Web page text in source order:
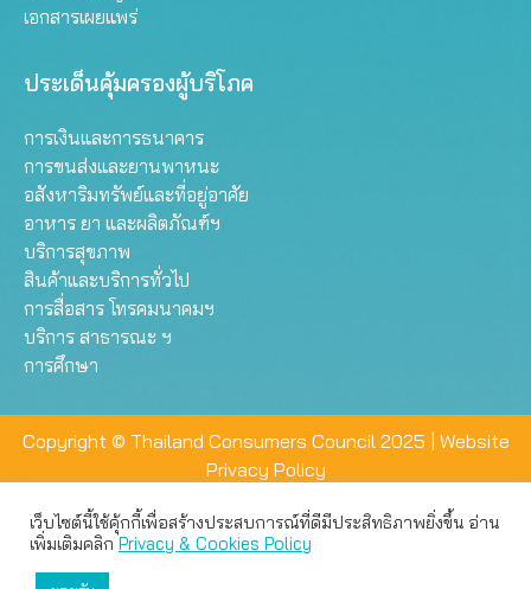
เอกสารเผยแพร่
ประเด็นคุ้มครองผู้บริโภค
การเงินและการธนาคาร
การขนส่งและยานพาหนะ
อสังหาริมทรัพย์และที่อยู่อาศัย
อาหาร ยา และผลิตภัณฑ์ฯ
บริการสุขภาพ
สินค้าและบริการทั่วไป
การสื่อสาร โทรคมนาคมฯ
บริการ สาธารณะ ฯ
การศึกษา
Copyright © Thailand Consumers Council 2025 | Website
Privacy Policy
เว็บไซต์นี้ใช้คุ้กกี้เพื่อสร้างประสบการณ์ที่ดีมีประสิทธิภาพยิ่งขึ้น อ่าน
เพิ่มเติมคลิกPrivacy & Cookies Policy
เว็บไซต์นี้ใช้คุกกี้เพื่อมอบประสบการณ์การใช้งานที่ดีให้แก่ท่าน คุณ
สามารถเลือกตั้งค่าความเป็นส่วนตัวได้